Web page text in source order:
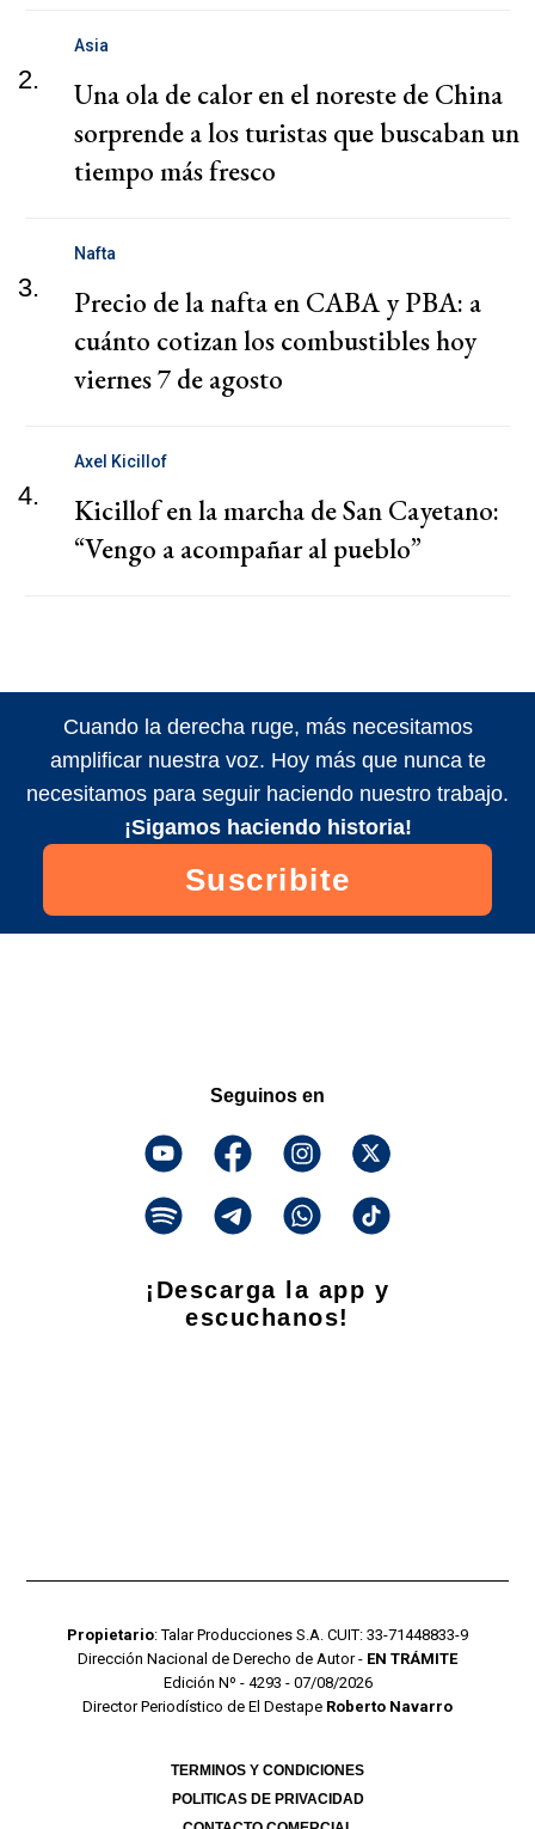
2.
Asia
Una ola de calor en el noreste de China
sorprende a los turistas que buscaban un
tiempo más fresco
3.
Nafta
Precio de la nafta en CABA y PBA: a
cuánto cotizan los combustibles hoy
viernes 7 de agosto
4.
Axel Kicillof
Kicillof en la marcha de San Cayetano:
“Vengo a acompañar al pueblo”
Cuando la derecha ruge, más necesitamos
amplificar nuestra voz. Hoy más que nunca te
necesitamos para seguir haciendo nuestro trabajo.
¡Sigamos haciendo historia!
Suscribite
Seguinos en
¡Descarga la app y
escuchanos!
Propietario: Talar Producciones S.A. CUIT: 33-71448833-9
Dirección Nacional de Derecho de Autor - EN TRÁMITE
Edición Nº - 4293 - 07/08/2026
Director Periodístico de El Destape Roberto Navarro
TERMINOS Y CONDICIONES
POLITICAS DE PRIVACIDAD